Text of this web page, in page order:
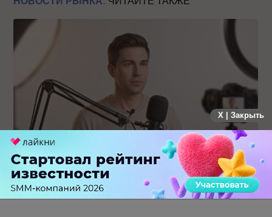
Российский рынок инфлюенс-маркетинга вошел в фазу
стагнации после нескольких лет роста
X | Закрыть